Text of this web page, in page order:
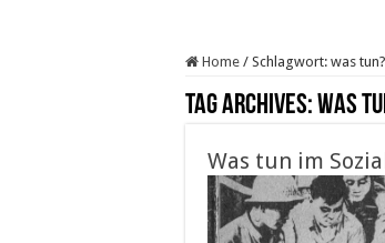
Home / Schlagwort: was tun?
Tag Archives:was
Was tun im